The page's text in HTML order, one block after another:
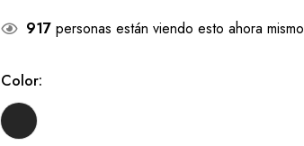
917 personas están viendo esto ahora mismo
Color: